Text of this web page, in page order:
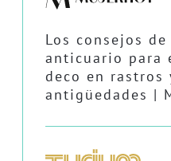
Los consejos
anticuario para
deco en rastros
antigüedades |